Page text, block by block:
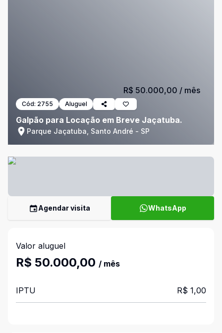
Cód: 2755 Aluguel
Galpão para Locação em Breve Jaçatuba.
Parque Jaçatuba, Santo André - SP
R$ 50.000,00 / mês
Agendar visita WhatsApp
Valor aluguel
R$ 50.000,00 / mês
IPTU R$ 1,00